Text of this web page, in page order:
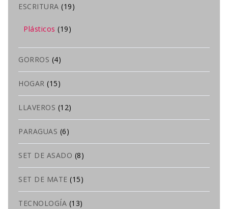
ESCRITURA (19)
Plásticos (19)
GORROS (4)
HOGAR (15)
LLAVEROS (12)
PARAGUAS (6)
SET DE ASADO (8)
SET DE MATE (15)
TECNOLOGÍA (13)